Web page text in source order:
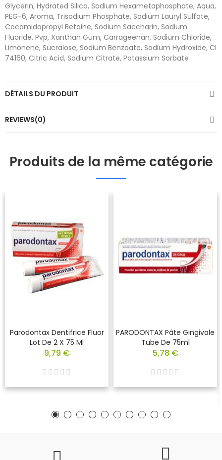
Glycerin, Hydrated Silica, Sodium Hexametaphosphate, Aqua,
PEG-6, Aroma, Trisodium Phosphate, Sodium Lauryl Sulfate,
Cocamidopropyl Betaine, Sodium Saccharin, Sodium
Fluoride, Pvp, Xanthan Gum, Carrageenan, Sodium Chloride,
Limonene, Sucralose, Sodium Benzoate, Sodium Hydroxide, CI
74160, Citric Acid, Sodium Citrate, Potassium Sorbate
DÉTAILS DU PRODUIT
REVIEWS(0)
Produits de la même catégorie
Parodontax Dentifrice Fluor
Lot De 2 X 75 Ml
9,79 €
PARODONTAX Pâte Gingivale
Tube De 75ml
5,78 €